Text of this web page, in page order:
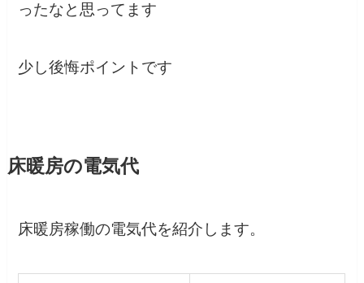
ったなと思ってます
少し後悔ポイントです
床暖房の電気代
床暖房稼働の電気代を紹介します。